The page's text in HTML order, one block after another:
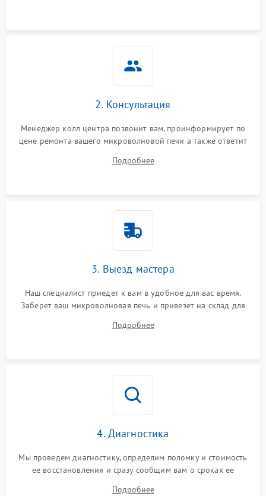
2. Консультация
Менеджер колл центра позвонит вам, проинформирует по
цене ремонта вашего микроволновой печи а также ответит
Подробнее
3. Выезд мастера
Наш специалист приедет к вам в удобное для вас время.
Заберет ваш микроволновая печь и привезет на склад для
Подробнее
4. Диагностика
Мы проведем диагностику, определим поломку и стоимость
ее восстановления и сразу сообщим вам о сроках ее
Подробнее